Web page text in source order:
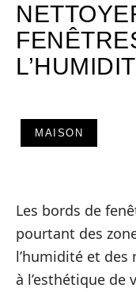
MAISON
Les bords de
pourtant des
l’humidité et des
à l’esthétique de